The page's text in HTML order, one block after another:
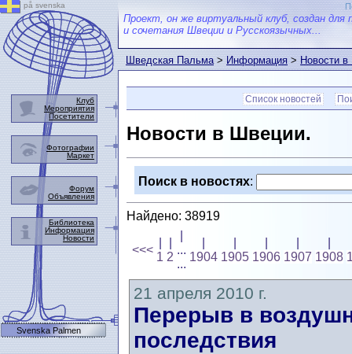
Проект, он же виртуальный клуб, создан для
и сочетания Швеции и Русскоязычных...
Шведская Пальма>Информация>Новости
Список новостей
Новости в Швеции.
Поиск в новостях:
Найдено: 38919
<<<
1 2
...
...
1904 1905 1906 1907 1908
21 апреля 2010 г.
Перерыв в
последствия
på svenska
Клуб
Мероприятия
Посетители
Фотографии
Маркет
Форум
Объявления
Библиотека
Информация
Новости
Svenska Palmen